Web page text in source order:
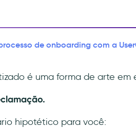
de onboarding com a
é uma forma de arte em
hipotético para você: